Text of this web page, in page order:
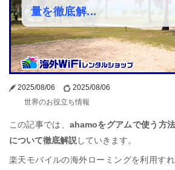
量を徹底解...
2025/08/06
2025/08/06
世界のお役立ち情報
この記事では、ahamoをグアムで使う方
について徹底解説していきます。
楽天モバイルの海外ローミングを利用す